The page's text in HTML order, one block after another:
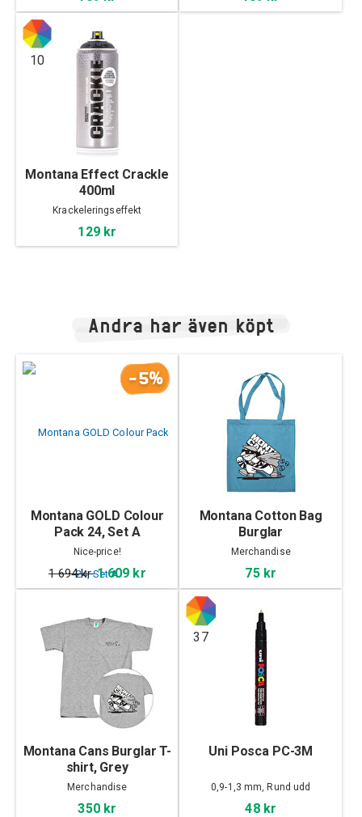
10
Montana Effect Crackle
400ml
Krackeleringseffekt
129 kr
Andra har även köpt
-5%
Montana GOLD Colour
Pack 24, Set A
Nice-price!
1 694 kr1 609 kr
Montana Cotton Bag
Burglar
Merchandise
75 kr
Montana Cans Burglar T-
shirt, Grey
Merchandise
350 kr
37
Uni Posca PC-3M
0,9-1,3 mm, Rund udd
48 kr